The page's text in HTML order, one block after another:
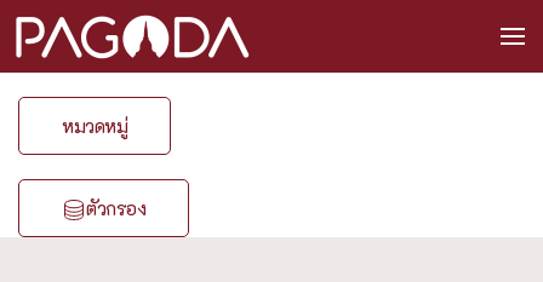
หมวดหมู่
ตัวกรอง